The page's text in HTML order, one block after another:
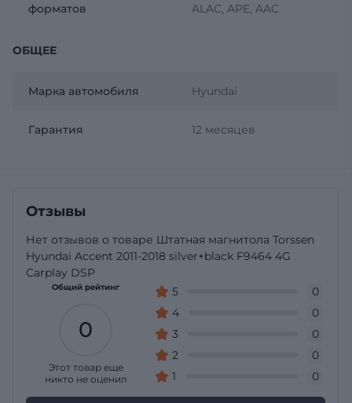
форматов
ALAC, APE, AAC
ОБЩЕЕ
Марка автомобиля Hyundai
Гарантия 12 месяцев
Отзывы
Нет отзывов о товаре Штатная магнитола Torssen
Hyundai Accent 2011-2018 silver+black F9464 4G
Carplay DSP
Общий рейтинг
0
Этот товар еще
никто не оценил
5
0
4
0
3
0
2
0
1
0